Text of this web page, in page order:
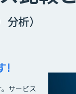
分析）
!
サービス